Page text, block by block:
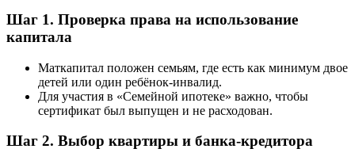
Шаг 1. Проверка права на использование
капитала
Маткапитал положен семьям, где есть как минимум двое
детей или один ребёнок-инвалид.
Для участия в «Семейной ипотеке» важно, чтобы
сертификат был выпущен и не расходован.
Шаг 2. Выбор квартиры и банка-кредитора